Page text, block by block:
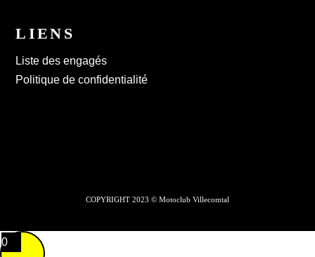
LIENS
Liste des engagés
Politique de confidentialité
COPYRIGHT 2023 © Motoclub Villecomtal
0